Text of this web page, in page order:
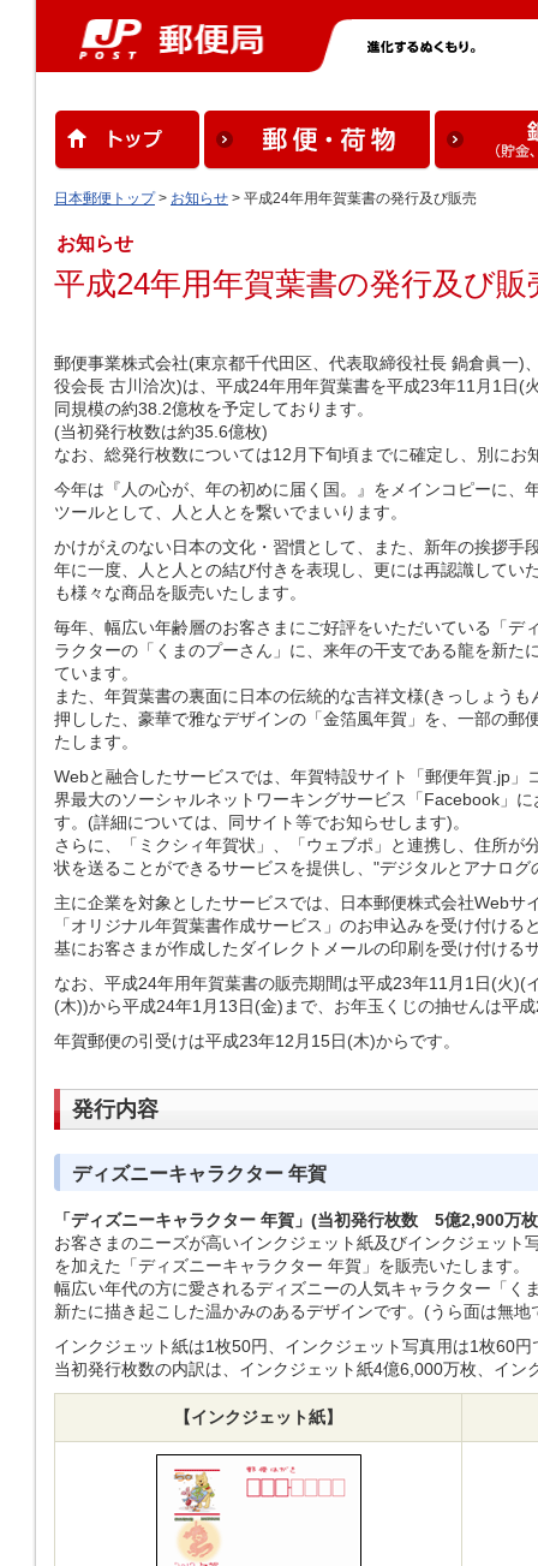
日本郵便トップ> お知らせ > 平成24年用年賀葉書の発行及び販売
お知らせ
平成24年用年賀葉書の発行及び販
郵便事業株式会社(東京都千代田区、代表取締役社長 鍋倉眞一)
役会長 古川洽次)は、平成24年用年賀葉書を平成23年11月1日(
同規模の約38.2億枚を予定しております。
(当初発行枚数は約35.6億枚)
なお、総発行枚数については12月下旬頃までに確定し、別にお
今年は『人の心が、年の初めに届く国。』をメインコピーに、
ツールとして、人と人とを繋いでまいります。
かけがえのない日本の文化・習慣として、また、新年の挨拶手
年に一度、人と人との結び付きを表現し、更には再認識してい
も様々な商品を販売いたします。
毎年、幅広い年齢層のお客さまにご好評をいただいている「デ
ラクターの「くまのプーさん」に、来年の干支である龍を新た
ています。
また、年賀葉書の裏面に日本の伝統的な吉祥文様(きっしょう
押しした、豪華で雅なデザインの「金箔風年賀」を、一部の郵
たします。
Webと融合したサービスでは、年賀特設サイト「郵便年賀.jp
界最大のソーシャルネットワーキングサービス「Facebook」
す。(詳細については、同サイト等でお知らせします)。
さらに、「ミクシィ年賀状」、「ウェブポ」と連携し、住所が
状を送ることができるサービスを提供し、"デジタルとアナロ
主に企業を対象としたサービスでは、日本郵便株式会社Webサ
「オリジナル年賀葉書作成サービス」のお申込みを受け付け
基にお客さまが作成したダイレクトメールの印刷を受け付ける
なお、平成24年用年賀葉書の販売期間は平成23年11月1日(火)(
(木))から平成24年1月13日(金)まで、お年玉くじの抽せんは平
年賀郵便の引受けは平成23年12月15日(木)からです。
発行内容
ディズニーキャラクター 年賀
「ディズニーキャラクター 年賀」(当初発行枚数 5億2,900万
お客さまのニーズが高いインクジェット紙及びインクジェット
を加えた「ディズニーキャラクター 年賀」を販売いたします。
幅広い年代の方に愛されるディズニーの人気キャラクター「く
新たに描き起こした温かみのあるデザインです。(うら面は無地
インクジェット紙は1枚50円、インクジェット写真用は1枚60
当初発行枚数の内訳は、インクジェット紙4億6,000万枚、イン
【インクジェット紙】